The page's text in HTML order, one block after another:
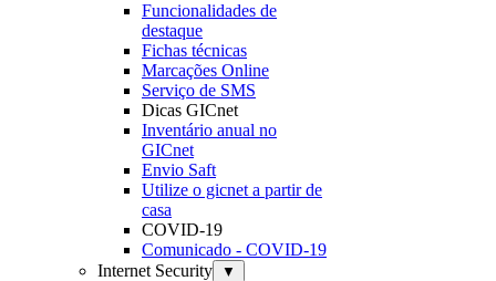
Funcionalidades de
destaque
Fichas técnicas
Marcações Online
Serviço de SMS
Dicas GICnet
Inventário anual no
GICnet
Envio Saft
Utilize o gicnet a partir de
casa
COVID-19
Comunicado - COVID-19
Internet Security
▼